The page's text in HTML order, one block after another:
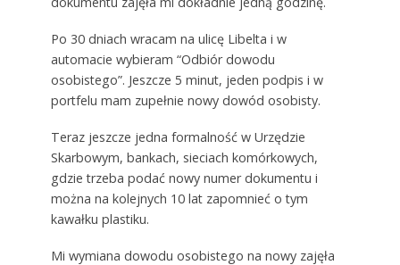
Po 30 dniach wracam na ulicę Libelta i w
automacie wybieram “Odbiór dowodu
osobistego”. Jeszcze 5 minut, jeden podpis i w
portfelu mam zupełnie nowy dowód osobisty.
Teraz jeszcze jedna formalność w Urzędzie
Skarbowym, bankach, sieciach komórkowych,
gdzie trzeba podać nowy numer dokumentu i
można na kolejnych 10 lat zapomnieć o tym
kawałku plastiku.
Mi wymiana dowodu osobistego na nowy zajęła